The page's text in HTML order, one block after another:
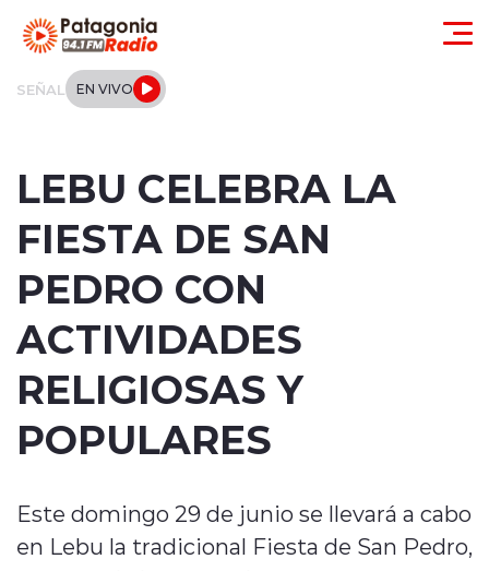
SEÑAL EN VIVO
Internacional
Deportes
Quienes Somos
LEBU CELEBRA LA
FIESTA DE SAN
PEDRO CON
ACTIVIDADES
RELIGIOSAS Y
POPULARES
Este domingo 29 de junio se llevará a cabo
en Lebu la tradicional Fiesta de San Pedro,